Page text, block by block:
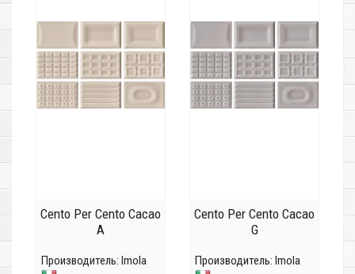
Cento Per Cento Cacao
A
Производитель: Imola
Cento Per Cento Cacao
G
Производитель: Imola